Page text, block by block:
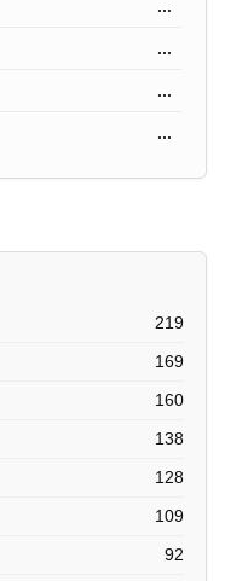
...
...
...
...
219
169
160
138
128
109
92